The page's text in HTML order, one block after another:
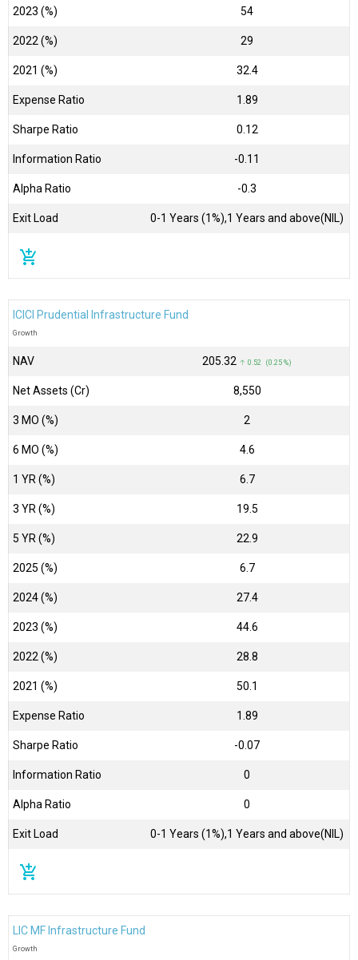
2023 (%) 54
2022 (%) 29
2021 (%) 32.4
Expense Ratio 1.89
Sharpe Ratio 0.12
Information Ratio -0.11
Alpha Ratio -0.3
Exit Load 0-1 Years (1%),1 Years and above(NIL)
add_shopping_cart
ICICI Prudential Infrastructure Fund
Growth
NAV ₹205.32 ↑ 0.52 (0.25 %)
Net Assets (Cr) ₹8,550
3 MO (%) 2
6 MO (%) 4.6
1 YR (%) 6.7
3 YR (%) 19.5
5 YR (%) 22.9
2025 (%) 6.7
2024 (%) 27.4
2023 (%) 44.6
2022 (%) 28.8
2021 (%) 50.1
Expense Ratio 1.89
Sharpe Ratio -0.07
Information Ratio 0
Alpha Ratio 0
Exit Load 0-1 Years (1%),1 Years and above(NIL)
add_shopping_cart
LIC MF Infrastructure Fund
Growth